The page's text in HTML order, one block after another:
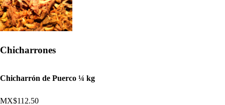
Chicharrones
Chicharrón de Puerco ¼ kg
MX$112.50